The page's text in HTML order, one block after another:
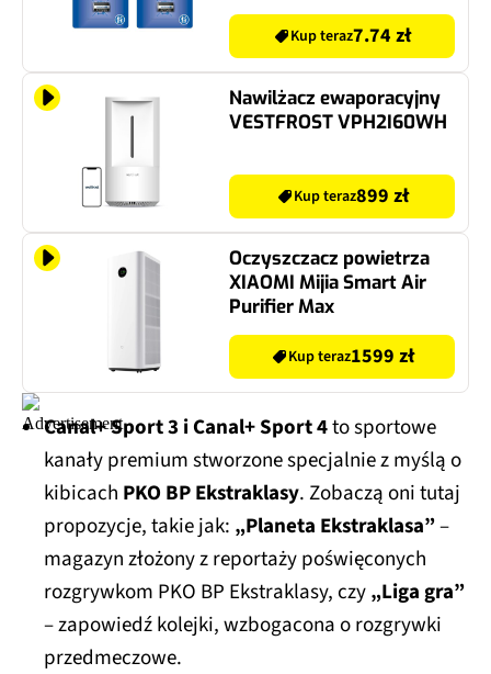
Kup teraz7.74 zł
Nawilżacz ewaporacyjny
VESTFROST VPH2I60WH
Kup teraz899 zł
Oczyszczacz powietrza
XIAOMI Mijia Smart Air
Purifier Max
Kup teraz1599 zł
Canal+ Sport 3 i Canal+ Sport 4to sportowe
kanały premium stworzone specjalnie z myślą o
kibicach PKO BP Ekstraklasy. Zobaczą oni tutaj
propozycje, takie jak: „Planeta Ekstraklasa”–
magazyn złożony z reportaży poświęconych
rozgrywkom PKO BP Ekstraklasy, czy„Liga gra”
– zapowiedź kolejki, wzbogacona o rozgrywki
przedmeczowe.